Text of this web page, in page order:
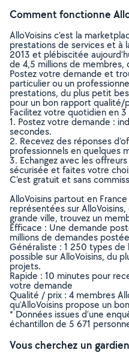
Comment fonctionne
AlloVoisins c’est la
prestations de services et à
2013 et plébiscitée
de 4,5 millions de
Postez votre demande et
particulier ou un
prestations, du plus petit
pour un bon rapport qualité/
Facilitez votre quotidien en
1. Postez votre demande :
secondes.
2. Recevez des réponses
professionnels en quelques
3. Echangez avec les
sécurisée et faites votre
C’est gratuit et sans
AlloVoisins partout en
représentées sur
grande ville, trouvez un
Efficace : Une demande
millions de demandes
Généraliste : 1 250 types
possible sur AlloVoisins, du
projets.
Rapide : 10 minutes pour
votre demande
Qualité / prix : 4 membres
qu’AlloVoisins propose un
* Données issues d’une
échantillon de 5 671
Vous cherchez un